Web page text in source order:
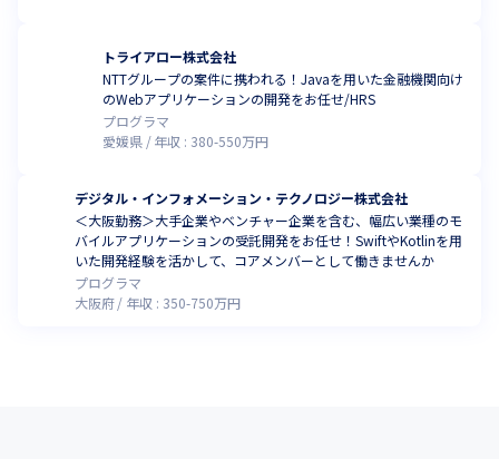
トライアロー株式会社
NTTグループの案件に携われる！Javaを用いた金融機関向け
のWebアプリケーションの開発をお任せ/HRS
プログラマ
愛媛県
年収 : 380-550万円
デジタル・インフォメーション・テクノロジー株式会社
＜大阪勤務＞大手企業やベンチャー企業を含む、幅広い業種のモ
バイルアプリケーションの受託開発をお任せ！SwiftやKotlinを用
いた開発経験を活かして、コアメンバーとして働きませんか
プログラマ
大阪府
年収 : 350-750万円